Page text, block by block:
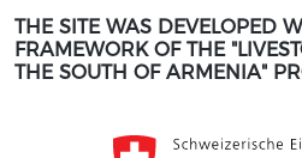
THE SITE WAS DEVELOPED
FRAMEWORK OF THE
THE SOUTH OF ARMENIA"